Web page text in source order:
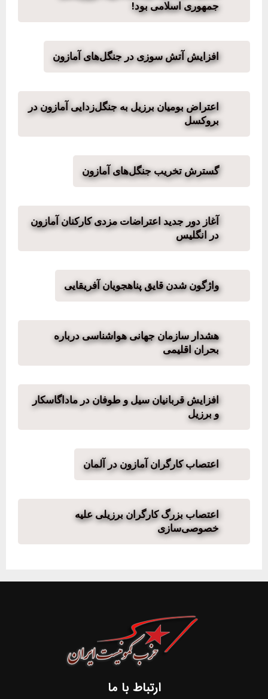
جمهوری اسلامی بود!
افزایش آتش سوزی در جنگل‌های آمازون
اعتراض بومیان برزیل به جنگل‌زدایی آمازون در
بروکسل
گسترش تخریب جنگل‌های آمازون
آغاز دور جدید اعتراضات مزدی کارکنان آمازون
در انگلیس
واژگون شدن قایق پناهجویان آفریقایی
هشدار سازمان جهانی هواشناسی درباره
بحران اقلیمی
افزایش قربانیان سیل و طوفان در ماداگاسکار
و برزیل
اعتصاب کارگران آمازون در آلمان
اعتصاب بزرگ کارگران برزیلی علیه
خصوصی‌سازی
ارتباط با ما